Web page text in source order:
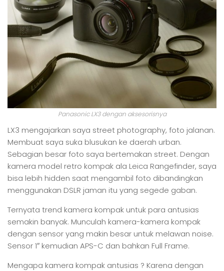
Panasonic LX3 dengan aksesorisnya
LX3 mengajarkan saya street photography, foto jalanan.
Membuat saya suka blusukan ke daerah urban.
Sebagian besar foto saya bertemakan street. Dengan
kamera model retro kompak ala Leica Rangefinder, saya
bisa lebih hidden saat mengambil foto dibandingkan
menggunakan DSLR jaman itu yang segede gaban.
Ternyata trend kamera kompak untuk para antusias
semakin banyak. Munculah kamera-kamera kompak
dengan sensor yang makin besar untuk melawan noise.
Sensor 1″ kemudian APS-C dan bahkan Full Frame.
Mengapa kamera kompak antusias ? Karena dengan